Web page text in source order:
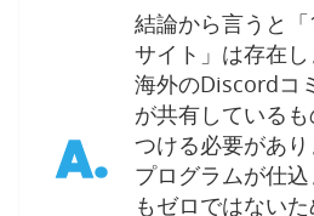
A.
結論から言うと
サイト」は存在
海外のDiscordコ
が共有している
つける必要があ
プログラムが仕
もゼロではない